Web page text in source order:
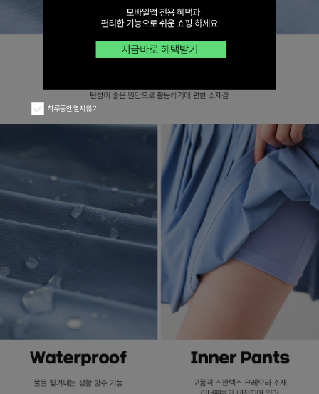
하루동안 열지 않기